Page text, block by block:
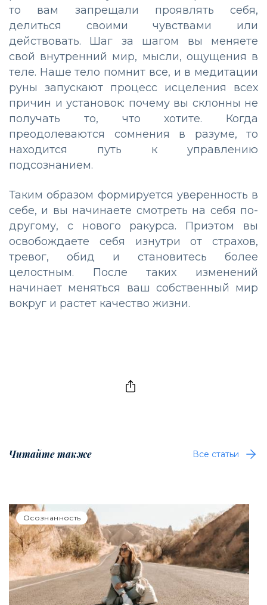
то вам запрещали проявлять себя,
делиться своими чувствами или
действовать. Шаг за шагом вы меняете
свой внутренний мир, мысли, ощущения в
теле. Наше тело помнит все, и в медитации
руны запускают процесс исцеления всех
причин и установок: почему вы склонны не
получать то, что хотите. Когда
преодолеваются сомнения в разуме, то
находится путь к управлению
подсознанием.
Таким образом формируется уверенность в
себе, и вы начинаете смотреть на себя по-
другому, с нового ракурса. Приэтом вы
освобождаете себя изнутри от страхов,
тревог, обид и становитесь более
целостным. После таких изменений
начинает меняться ваш собственный мир
вокруг и растет качество жизни.
Читайте также Все статьи